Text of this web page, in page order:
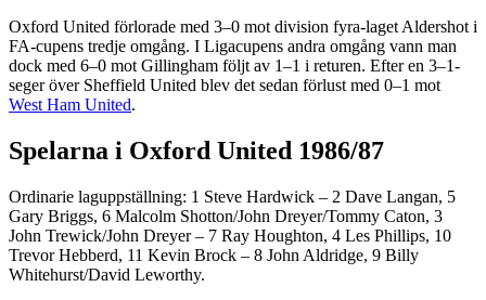
Oxford United förlorade med 3–0 mot division fyra-laget Aldershot i
FA-cupens tredje omgång. I Ligacupens andra omgång vann man
dock med 6–0 mot Gillingham följt av 1–1 i returen. Efter en 3–1-
seger över Sheffield United blev det sedan förlust med 0–1 mot
West Ham United.
Spelarna i Oxford United 1986/87
Ordinarie laguppställning: 1 Steve Hardwick – 2 Dave Langan, 5
Gary Briggs, 6 Malcolm Shotton/John Dreyer/Tommy Caton, 3
John Trewick/John Dreyer – 7 Ray Houghton, 4 Les Phillips, 10
Trevor Hebberd, 11 Kevin Brock – 8 John Aldridge, 9 Billy
Whitehurst/David Leworthy.